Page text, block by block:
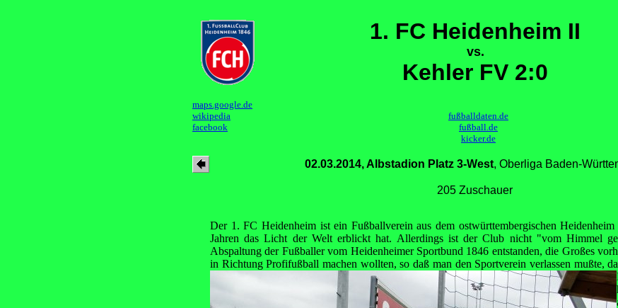
1. FC Heidenheim II
vs.
Kehler FV 2:0
maps.google.de
wikipedia
facebook
fußballdaten.de
fußball.de
kicker.de
02.03.2014, Albstadion Platz 3-West, Oberliga Baden-
205 Zuschauer
Der 1. FC Heidenheim ist ein Fußballverein aus dem ostwürttembergischen
Jahren das Licht der Welt erblickt hat. Allerdings ist der Club nicht "vom Himmel
Abspaltung der Fußballer vom Heidenheimer Sportbund 1846 entstanden, die Großes
in Richtung Profifußball machen wollten,so daß man den Sportverein verlassen mußte,